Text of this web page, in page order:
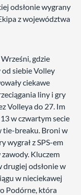
odsłonie wygrany
z województwa
gdzie
siebie Volley
ciekawe
liny i gry
Volleya do 27. Im
w czwartym secie
tie-breaku. Broni w
wygrał z SPS-em
Kluczem
drugiej odsłonie w
w nieciekawej
Podórne, która